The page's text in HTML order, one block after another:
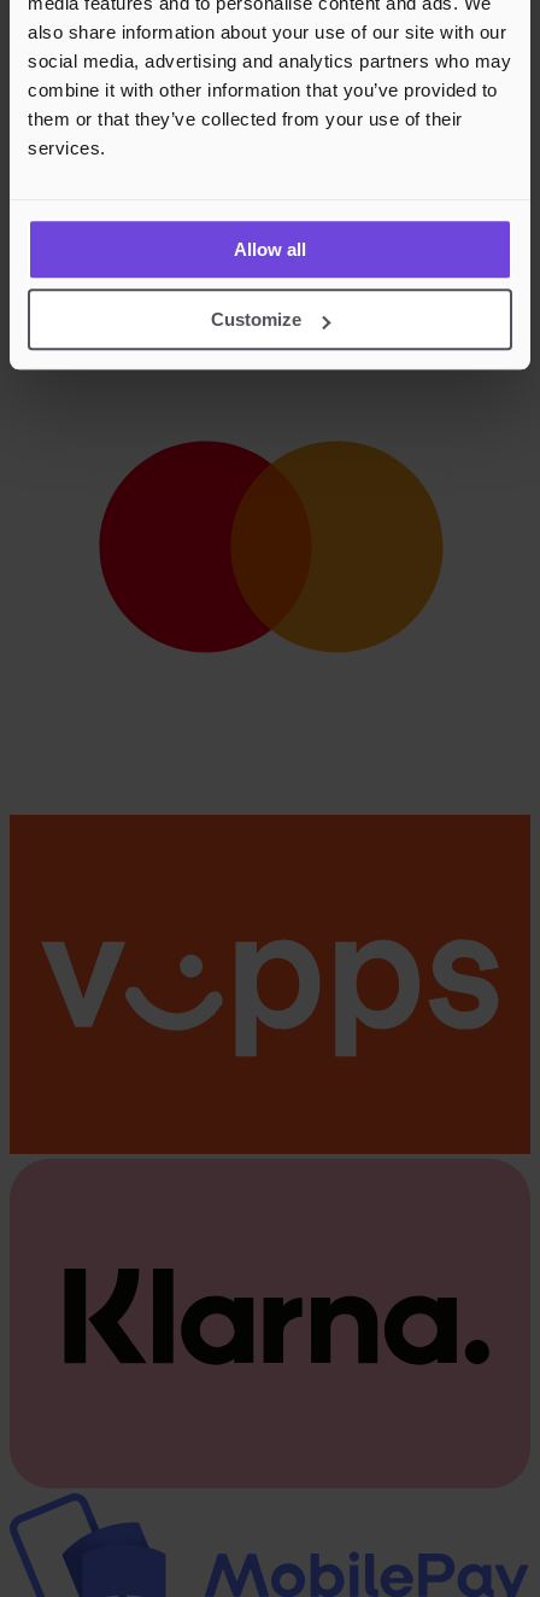
also share information about your use of our site with our
social media, advertising and analytics partners who may
combine it with other information that you’ve provided to
them or that they’ve collected from your use of their
services.
Allow all
Customize